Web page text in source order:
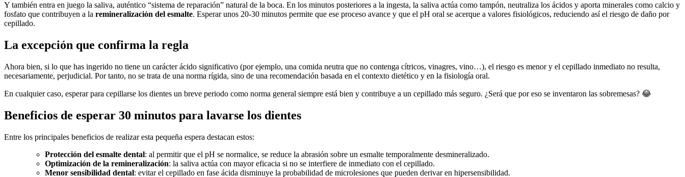
Y también entra en juego la saliva, auténtico “sistema de reparación” natural de la boca. En los minutos posteriores a la ingesta, la saliva actúa como tampón, neutraliza los ácidos y aporta minerales como calcio y
fosfato que contribuyen a la remineralización del esmalte. Esperar unos 20-30 minutos permite que ese proceso avance y que el pH oral se acerque a valores fisiológicos, reduciendo así el riesgo de daño por
cepillado.
La excepción que confirma la regla
Ahora bien, si lo que has ingerido no tiene un carácter ácido significativo (por ejemplo, una comida neutra que no contenga cítricos, vinagres, vino…), el riesgo es menor y el cepillado inmediato no resulta,
necesariamente, perjudicial. Por tanto, no se trata de una norma rígida, sino de una recomendación basada en el contexto dietético y en la fisiología oral.
En cualquier caso, esperar para cepillarse los dientes un breve periodo como norma general siempre está bien y contribuye a un cepillado más seguro. ¿Será que por eso se inventaron las sobremesas? 😂
Beneficios de esperar 30 minutos para lavarse los dientes
Entre los principales beneficios de realizar esta pequeña espera destacan estos:
Protección del esmalte dental: al permitir que el pH se normalice, se reduce la abrasión sobre un esmalte temporalmente desmineralizado.
Optimización de la remineralización: la saliva actúa con mayor eficacia si no se interfiere de inmediato con el cepillado.
Menor sensibilidad dental: evitar el cepillado en fase ácida disminuye la probabilidad de microlesiones que pueden derivar en hipersensibilidad.